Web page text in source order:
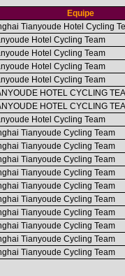
Equipe
Tianyoude Hotel Cycling
Hotel Cycling Team
Hotel Cycling Team
Hotel Cycling Team
Hotel Cycling Team
HOTEL CYCLING
HOTEL CYCLING
Hotel Cycling Team
Tianyoude Cycling Team
Tianyoude Cycling Team
Tianyoude Cycling Team
Tianyoude Cycling Team
Tianyoude Cycling Team
Tianyoude Cycling Team
Tianyoude Cycling Team
Tianyoude Cycling Team
Tianyoude Cycling Team
Tianyoude Cycling Team